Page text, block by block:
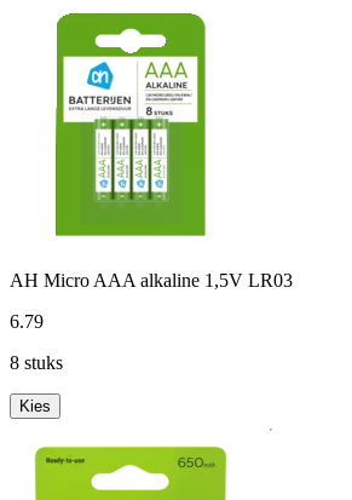
AH Micro AAA alkaline 1,5V LR03
6.79
8 stuks
Kies